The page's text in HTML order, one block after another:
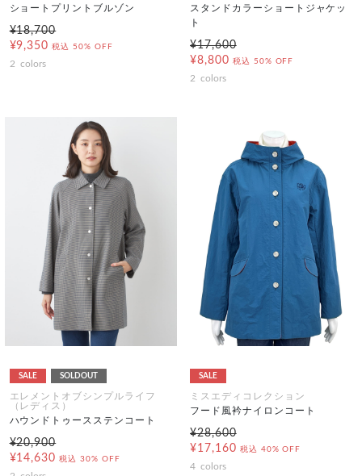
ショートプリントブルゾン
¥18,700
¥9,350 税込 50% OFF
2 colors
スタンドカラーショートジャケッ
ト
¥17,600
¥8,800 税込 50% OFF
2 colors
SALE SOLDOUT
エレメントオブシンプルライフ
（レディス）
ハウンドトゥースステンコート
¥20,900
¥14,630 税込 30% OFF
SALE
ミスエディコレクション
フード風衿ナイロンコート
¥28,600
¥17,160 税込 40% OFF
4 colors